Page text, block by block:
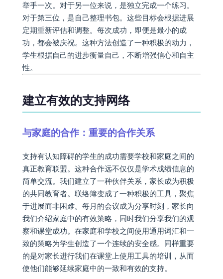
举手一次。对于另一位来说，是独立完成一个练习。
对于第三位，是自己整理书包。这些目标会根据进展
定期重新评估和调整。每次成功，即便是最小的成
功，都会被庆祝。这种方法创造了一种积极的动力，
学生根据自己的进步衡量自己，不断增强信心和自主
性。
建立有效的支持网络
与家庭的合作：重要的合作关系
支持有认知障碍的学生的成功需要学校和家庭之间的
真正教育联盟。这种合作远不仅仅是学术成绩信息的
简单交流。我们建立了一种伙伴关系，家长成为积极
的共同教育者。联络簿变成了一种积极的工具，聚焦
于进展而非困难。每月的会议成为分享时刻，家长向
我们介绍家庭中的有效策略，同时我们分享我们的观
察和课堂成功。在家庭和学校之间使用通用词汇和一
致的策略为学生创造了一个连续的安全感。同样重要
的是对家长进行我们在课堂上使用工具的培训，从而
使他们能够延续家庭中的一致和有效的支持。